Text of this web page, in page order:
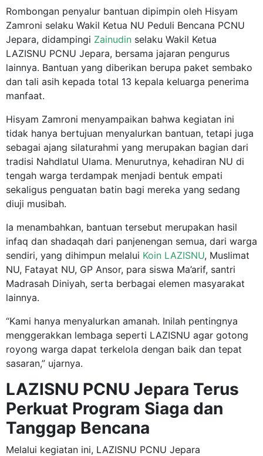
Rombongan penyalur bantuan dipimpin oleh Hisyam
Zamroni selaku Wakil Ketua NU Peduli Bencana PCNU
Jepara, didampingi Zainudin selaku Wakil Ketua
LAZISNU PCNU Jepara, bersama jajaran pengurus
lainnya. Bantuan yang diberikan berupa paket sembako
dan tali asih kepada total 13 kepala keluarga penerima
manfaat.
Hisyam Zamroni menyampaikan bahwa kegiatan ini
tidak hanya bertujuan menyalurkan bantuan, tetapi juga
sebagai ajang silaturahmi yang merupakan bagian dari
tradisi Nahdlatul Ulama. Menurutnya, kehadiran NU di
tengah warga terdampak menjadi bentuk empati
sekaligus penguatan batin bagi mereka yang sedang
diuji musibah.
Ia menambahkan, bantuan tersebut merupakan hasil
infaq dan shadaqah dari panjenengan semua, dari warga
sendiri, yang dihimpun melalui Koin LAZISNU, Muslimat
NU, Fatayat NU, GP Ansor, para siswa Ma’arif, santri
Madrasah Diniyah, serta berbagai elemen masyarakat
lainnya.
“Kami hanya menyalurkan amanah. Inilah pentingnya
menggerakkan lembaga seperti LAZISNU agar gotong
royong warga dapat terkelola dengan baik dan tepat
sasaran,” ujarnya.
LAZISNU PCNU Jepara Terus
Perkuat Program Siaga dan
Tanggap Bencana
Melalui kegiatan ini, LAZISNU PCNU Jepara